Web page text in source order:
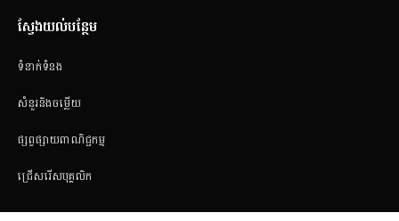
ស្វែងយល់បន្ថែម
ទំនាក់ទំនង
សំនួរនិងចម្លើយ
ផ្សព្វផ្សាយពាណិជ្ជកម្ម
ជ្រើសរើសបុគ្គលិក